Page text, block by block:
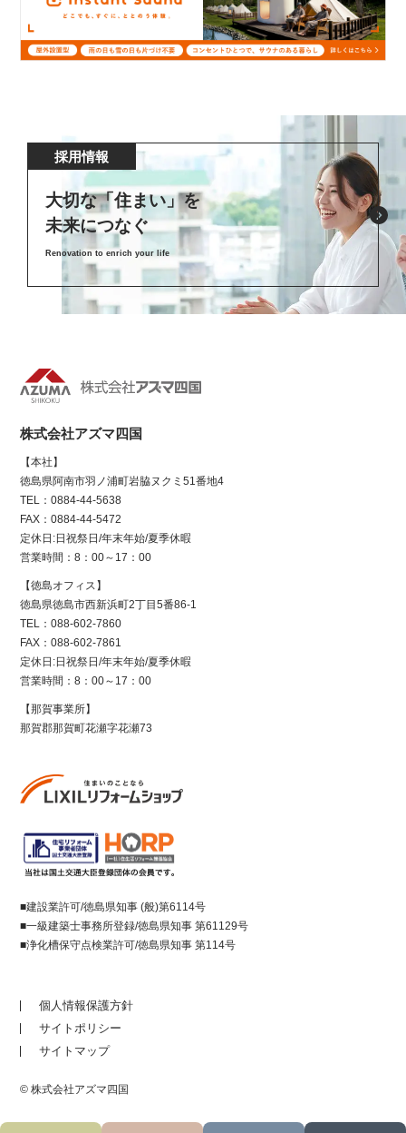
採用情報
大切な「住まい」を
未来につなぐ
Renovation to enrich your life
株式会社アズマ四国
【本社】
徳島県阿南市羽ノ浦町岩脇ヌクミ51番地4
TEL：0884-44-5638
FAX：0884-44-5472
定休日:日祝祭日/年末年始/夏季休暇
営業時間：8：00～17：00
【徳島オフィス】
徳島県徳島市西新浜町2丁目5番86-1
TEL：088-602-7860
FAX：088-602-7861
定休日:日祝祭日/年末年始/夏季休暇
営業時間：8：00～17：00
【那賀事業所】
那賀郡那賀町花瀬字花瀬73
■建設業許可/徳島県知事 (般)第6114号
■一級建築士事務所登録/徳島県知事 第61129号
■浄化槽保守点検業許可/徳島県知事 第114号
個人情報保護方針
サイトポリシー
サイトマップ
© 株式会社アズマ四国